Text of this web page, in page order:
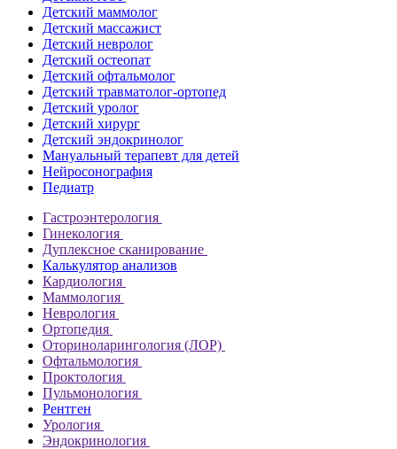
Детский маммолог
Детский массажист
Детский невролог
Детский остеопат
Детский офтальмолог
Детский травматолог-ортопед
Детский уролог
Детский хирург
Детский эндокринолог
Мануальный терапевт для детей
Нейросонография
Педиатр
Гастроэнтерология
Гинекология
Дуплексное сканирование
Калькулятор анализов
Кардиология
Маммология
Неврология
Ортопедия
Оториноларингология (ЛОР)
Офтальмология
Проктология
Пульмонология
Рентген
Урология
Эндокринология